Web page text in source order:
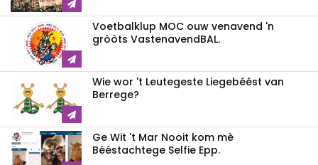
Voetbalklup MOC ouw venavend 'n
gròòts VastenavendBAL.
Wie wor 't Leutegeste Liegebéést van
Berrege?
Ge Wit 't Mar Nooit kom mè
Bééstachtege Selfie Epp.